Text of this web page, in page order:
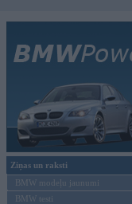
Ziņas un raksti
BMW modeļu jaunumi
BMW testi